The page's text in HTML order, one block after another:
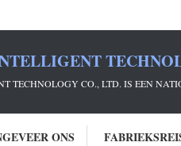
TECHNOLOGY CO., LTD. IS EEN
ONS